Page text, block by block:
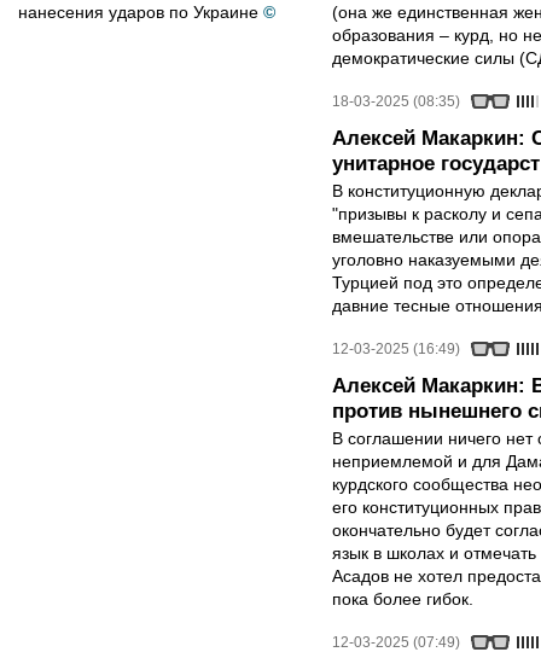
нанесения ударов по Украине ©
(она же единственная
образования – курд, но
демократические силы
18-03-2025 (08:35)
Алексей Макаркин:
унитарное
В конституционную
"призывы к расколу и
вмешательстве или
уголовно наказуемыми
Турцией под это
давние тесные
12-03-2025 (16:49)
Алексей Макаркин:
против нынешнего
В соглашении ничего
неприемлемой и для
курдского сообщества
его конституционных
окончательно будет
язык в школах и
Асадов не хотел
пока более гибок.
12-03-2025 (07:49)